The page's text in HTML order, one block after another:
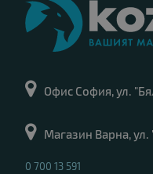
Офис София, ул.
Магазин Варна, ул.
0 700 13 591